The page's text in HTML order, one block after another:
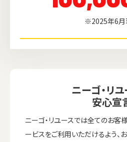
※2025年6月
ニーゴ・リ
安心宣
ニーゴ・リユースでは全てのお客
ービスをご利用いただけるよう、